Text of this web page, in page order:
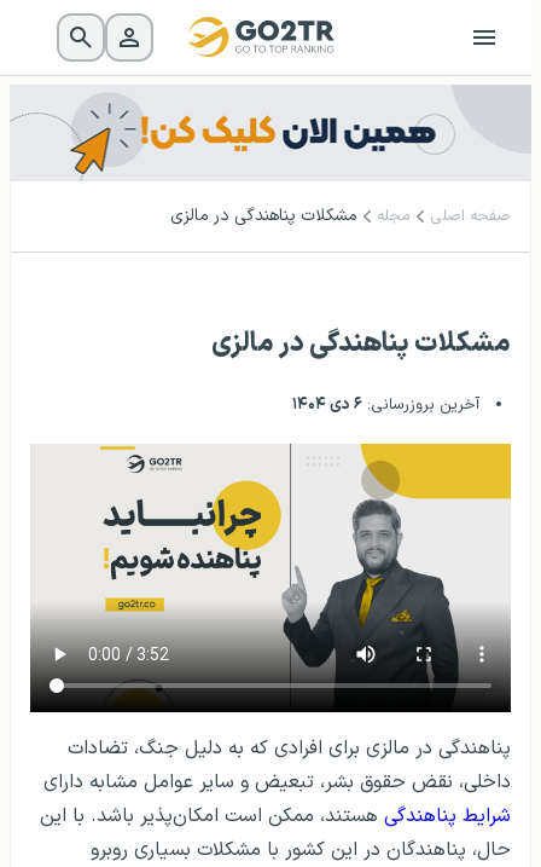
صفحه اصلی مجله مشکلات پناهندگی در مالزی
مشکلات پناهندگی در مالزی
آخرین بروزرسانی: ۶ دی ۱۴۰۴
پناهندگی در مالزی برای افرادی که به دلیل جنگ، تضادات
داخلی، نقض حقوق بشر، تبعیض و سایر عوامل مشابه دارای
شرایط پناهندگی هستند، ممکن است امکان‌پذیر باشد. با این
حال، پناهندگان در این کشور با مشکلات بسیاری روبرو